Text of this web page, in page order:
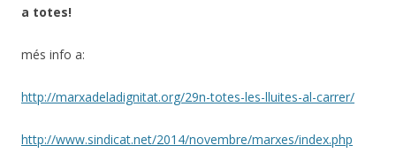
a totes!
més info a:
http://marxadeladignitat.org/29n-totes-les-lluites-al-carrer/
http://www.sindicat.net/2014/novembre/marxes/index.php